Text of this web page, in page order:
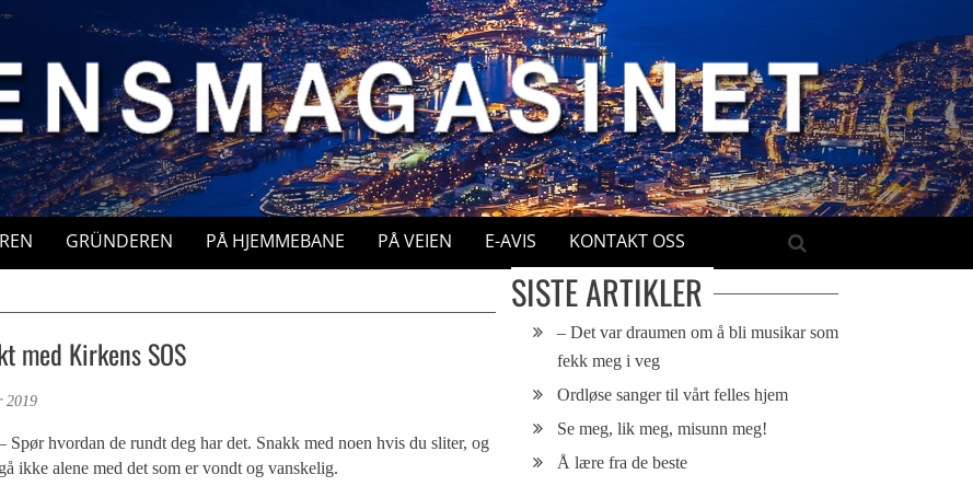
GRÜNDEREN PÅ HJEMMEBANE PÅ VEIEN E-AVIS KONTAKT OSS
med Kirkens SOS
2019
Spør hvordan de rundt deg har det. Snakk med noen hvis du sliter, og
gå ikke alene med det som er vondt og vanskelig.
SISTE ARTIKLER
– Det var draumen om å bli musikar som
fekk meg i veg
Ordløse sanger til vårt felles hjem
Se meg, lik meg, misunn meg!
Å lære fra de beste